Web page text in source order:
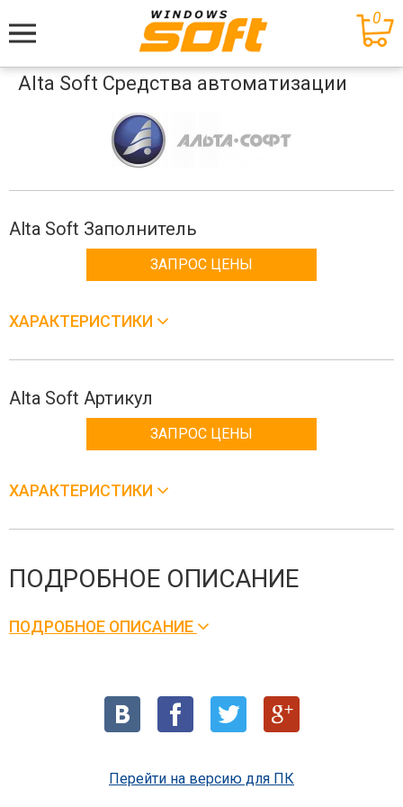
Меню
0
Alta Soft Средства автоматизации
Alta Soft Заполнитель
ЗАПРОС ЦЕНЫ
ХАРАКТЕРИСТИКИ
Alta Soft Артикул
ЗАПРОС ЦЕНЫ
ХАРАКТЕРИСТИКИ
ПОДРОБНОЕ ОПИСАНИЕ
ПОДРОБНОЕ ОПИСАНИЕ
Перейти на версию для ПК